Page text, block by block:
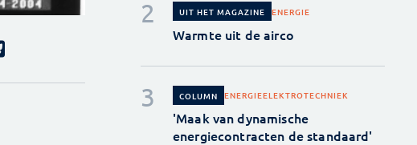
UIT HET MAGAZINE ENERGIE
Warmte uit de airco
COLUMN ENERGIEELEKTROTECHNIEK
'Maak van dynamische
energiecontracten de standaard'